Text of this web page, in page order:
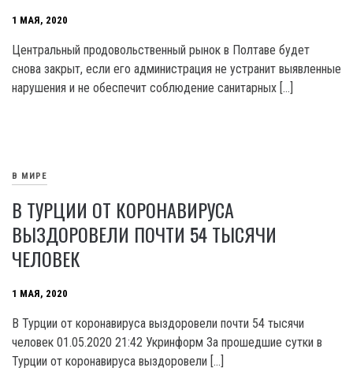
1 МАЯ, 2020
Центральный продовольственный рынок в Полтаве будет
снова закрыт, если его администрация не устранит выявленные
нарушения и не обеспечит соблюдение санитарных […]
В МИРЕ
В ТУРЦИИ ОТ КОРОНАВИРУСА
ВЫЗДОРОВЕЛИ ПОЧТИ 54 ТЫСЯЧИ
ЧЕЛОВЕК
1 МАЯ, 2020
В Турции от коронавируса выздоровели почти 54 тысячи
человек 01.05.2020 21:42 Укринформ За прошедшие сутки в
Турции от коронавируса выздоровели […]